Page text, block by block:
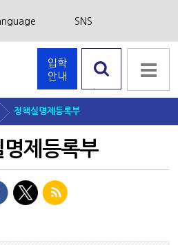
SNS
입학
안내
정책실명제등록부
명제등록부